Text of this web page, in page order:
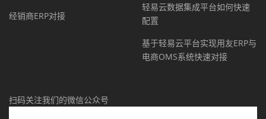
经销商ERP对接
轻易云数据集成平台如何快速
配置
基于轻易云平台实现用友ERP与
电商OMS系统快速对接
扫码关注我们的微信公众号